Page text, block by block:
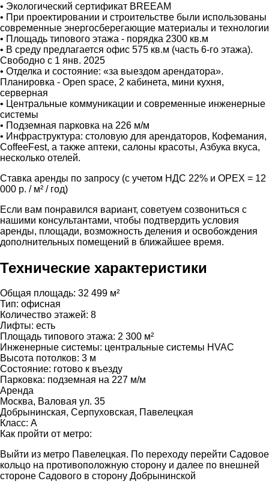
• Экологический сертификат BREEAM
• При проектировании и строительстве были использованы
современные энергосберегающие материалы и технологии
• Площадь типового этажа - порядка 2300 кв.м
• В среду предлагается офис 575 кв.м (часть 6-го этажа).
Свободно с 1 янв. 2025
• Отделка и состояние: «за выездом арендатора».
Планировка - Open space, 2 кабинета, мини кухня,
серверная
• Центральные коммуникации и современные инженерные
системы
• Подземная парковка на 226 м/м
• Инфраструктура: столовую для арендаторов, Кофемания,
CoffeeFest, а также аптеки, салоны красоты, Азбука вкуса,
несколько отелей.
Ставка аренды по запросу (с учетом НДС 22% и ОРЕХ = 12
000 р. / м² / год)
Если вам понравился вариант, советуем созвониться с
нашими консультантами, чтобы подтвердить условия
аренды, площади, возможность деления и освобождения
дополнительных помещений в ближайшее время.
Технические характеристики
Общая площадь: 32 499 м²
Тип: офисная
Количество этажей: 8
Лифты: есть
Площадь типового этажа: 2 300 м²
Инженерные системы: центральные системы HVAC
Высота потолков: 3 м
Состояние: готово к въезду
Парковка: подземная на 227 м/м
Аренда
Москва, Валовая ул. 35
Добрынинская, Серпуховская, Павелецкая
Класс: А
Как пройти от метро:
Выйти из метро Павелецкая. По переходу перейти Садовое
кольцо на противоположную сторону и далее по внешней
стороне Садового в сторону Добрынинской